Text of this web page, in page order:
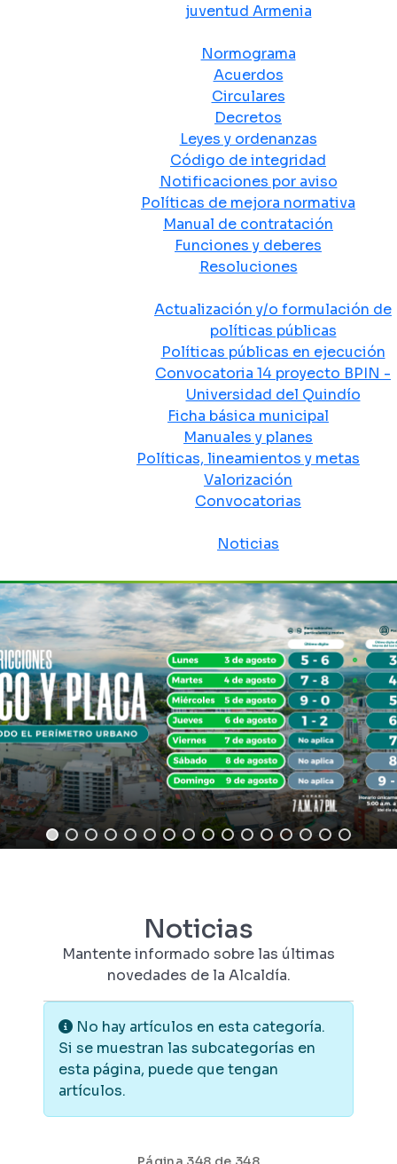
juventud Armenia
Normograma
Acuerdos
Circulares
Decretos
Leyes y ordenanzas
Código de integridad
Notificaciones por aviso
Políticas de mejora normativa
Manual de contratación
Funciones y deberes
Resoluciones
Actualización y/o formulación de
políticas públicas
Políticas públicas en ejecución
Convocatoria 14 proyecto BPIN -
Universidad del Quindío
Ficha básica municipal
Manuales y planes
Políticas, lineamientos y metas
Valorización
Convocatorias
Noticias
Noticias
Mantente informado sobre las últimas
novedades de la Alcaldía.
Información
No hay artículos en esta categoría.
Si se muestran las subcategorías en
esta página, puede que tengan
artículos.